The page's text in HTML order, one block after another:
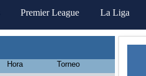
Premier League La Liga
Hora
Torneo